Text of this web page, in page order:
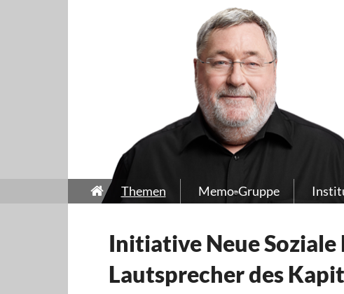
Themen Memo-Gruppe
Initiative Neue
Lautsprecher des